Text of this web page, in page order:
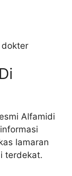
dokter
Alfamidi
lamaran
terdekat.